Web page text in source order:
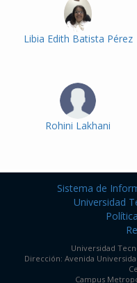
Libia Edith Batista Pérez
Rohini Lakhani
Sistema de
Universidad
Universidad
Dirección: Avenida
Campus